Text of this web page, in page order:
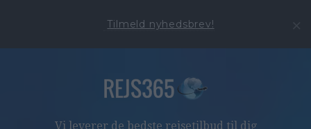
Tilmeld nyhedsbrev!
Vi leverer de bedste rejsetilbud til dig